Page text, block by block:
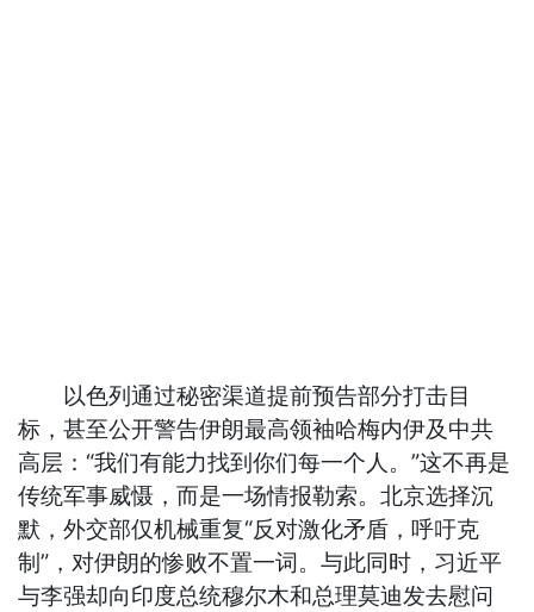
以色列通过秘密渠道提前预告部分打击目
标，甚至公开警告伊朗最高领袖哈梅内伊及中共
高层：“我们有能力找到你们每一个人。”这不再是
传统军事威慑，而是一场情报勒索。北京选择沉
默，外交部仅机械重复“反对激化矛盾，呼吁克
制”，对伊朗的惨败不置一词。与此同时，习近平
与李强却向印度总统穆尔木和总理莫迪发去慰问